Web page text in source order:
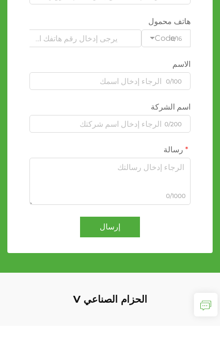
هاتف محمول
Code0/16
الاسم
0/100
اسم الشركة
0/200
رسالة
0/1000
إرسال
الحزام الصناعي V